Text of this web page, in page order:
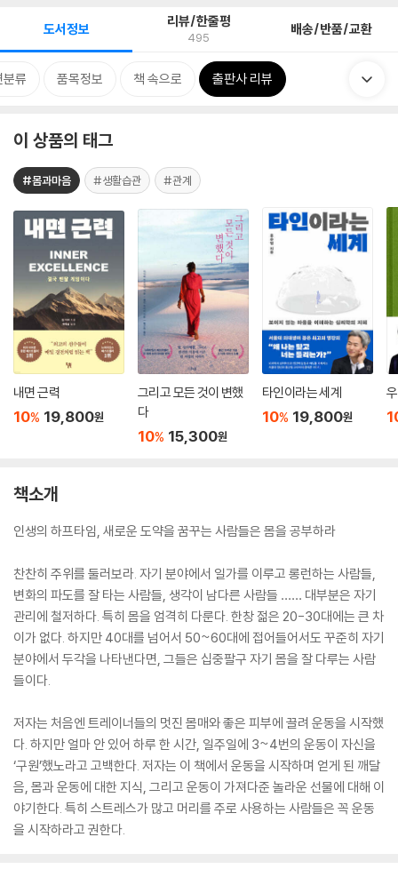
도서정보 리뷰/한줄평
495 배송/반품/교환
분류 품목정보 책 속으로 출판사 리뷰
이 상품의 태그
#몸과마음 #생활습관 #관계
내면 근력
10% 19,800원
그리고 모든 것이 변했
다
10% 15,300원
타인이라는 세계
10% 19,800원
책소개
인생의 하프타임, 새로운 도약을 꿈꾸는 사람들은 몸을 공부하라
찬찬히 주위를 둘러보라. 자기 분야에서 일가를 이루고 롱런하는 사람들,
변화의 파도를 잘 타는 사람들, 생각이 남다른 사람들 …… 대부분은 자기
관리에 철저하다. 특히 몸을 엄격히 다룬다. 한창 젊은 20-30대에는 큰 차
이가 없다. 하지만 40대를 넘어서 50~60대에 접어들어서도 꾸준히 자기
분야에서 두각을 나타낸다면, 그들은 십중팔구 자기 몸을 잘 다루는 사람
들이다.
저자는 처음엔 트레이너들의 멋진 몸매와 좋은 피부에 끌려 운동을 시작했
다. 하지만 얼마 안 있어 하루 한 시간, 일주일에 3~4번의 운동이 자신을
‘구원’했노라고 고백한다. 저자는 이 책에서 운동을 시작하며 얻게 된 깨달
음, 몸과 운동에 대한 지식, 그리고 운동이 가져다준 놀라운 선물에 대해 이
야기한다. 특히 스트레스가 많고 머리를 주로 사용하는 사람들은 꼭 운동
을 시작하라고 권한다.